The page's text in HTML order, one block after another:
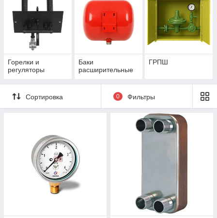
Горелки и
регуляторы
Баки
расширительные
ГРПШ
Сортировка 0 Фильтры